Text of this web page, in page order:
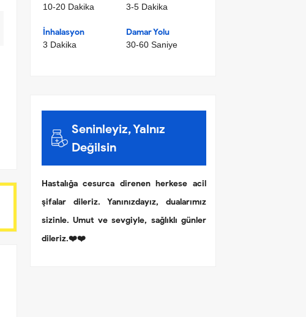
10-20 Dakika 3-5 Dakika
İnhalasyon
3 Dakika
Damar Yolu
30-60 Saniye
Seninleyiz, Yalnız
Değilsin
Hastalığa cesurca direnen herkese acil
şifalar dileriz. Yanınızdayız, dualarımız
sizinle. Umut ve sevgiyle, sağlıklı günler
dileriz.❤️❤️